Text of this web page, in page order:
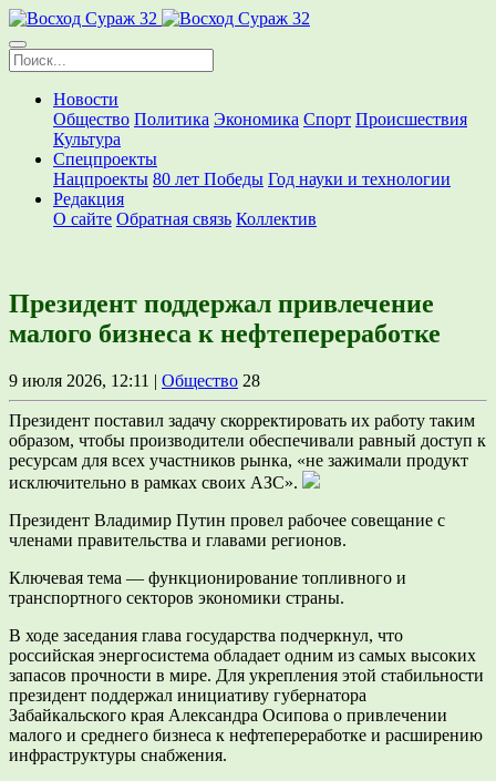
Новости
Общество Политика Экономика Спорт Происшествия
Культура
Спецпроекты
Нацпроекты 80 лет Победы Год науки и технологии
Редакция
О сайте Обратная связь Коллектив
Президент поддержал привлечение
малого бизнеса к нефтепереработке
9 июля 2026, 12:11 | Общество 28
Президент поставил задачу скорректировать их работу таким
образом, чтобы производители обеспечивали равный доступ к
ресурсам для всех участников рынка, «не зажимали продукт
исключительно в рамках своих АЗС».
Президент Владимир Путин провел рабочее совещание с
членами правительства и главами регионов.
Ключевая тема — функционирование топливного и
транспортного секторов экономики страны.
В ходе заседания глава государства подчеркнул, что
российская энергосистема обладает одним из самых высоких
запасов прочности в мире. Для укрепления этой стабильности
президент поддержал инициативу губернатора
Забайкальского края Александра Осипова о привлечении
малого и среднего бизнеса к нефтепереработке и расширению
инфраструктуры снабжения.